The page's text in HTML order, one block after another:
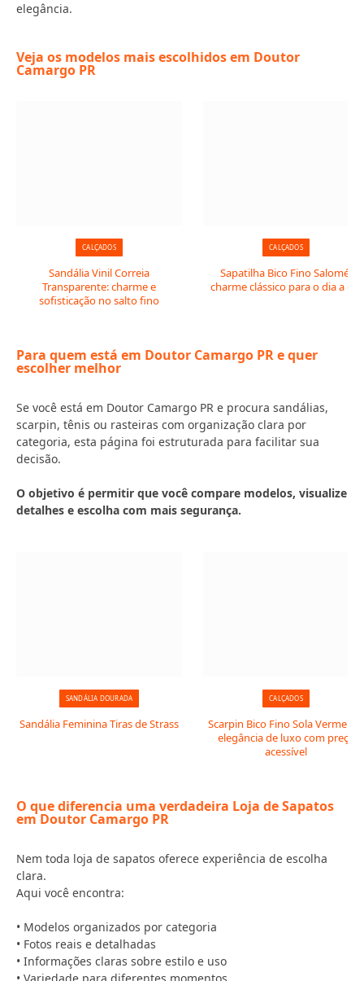
elegância.
Veja os modelos mais escolhidos em Doutor
Camargo PR
CALÇADOS
Sandália Vinil Correia
Transparente: charme e
sofisticação no salto fino
CALÇADOS
Sapatilha Bico Fino Salomé:
charme clássico para o dia a dia
Para quem está em Doutor Camargo PR e quer
escolher melhor
Se você está em Doutor Camargo PR e procura sandálias,
scarpin, tênis ou rasteiras com organização clara por
categoria, esta página foi estruturada para facilitar sua
decisão.
O objetivo é permitir que você compare modelos, visualize
detalhes e escolha com mais segurança.
SANDÁLIA DOURADA
Sandália Feminina Tiras de Strass
CALÇADOS
Scarpin Bico Fino Sola Vermelha:
elegância de luxo com preço
acessível
O que diferencia uma verdadeira Loja de Sapatos
em Doutor Camargo PR
Nem toda loja de sapatos oferece experiência de escolha
clara.
Aqui você encontra:
• Modelos organizados por categoria
• Fotos reais e detalhadas
• Informações claras sobre estilo e uso